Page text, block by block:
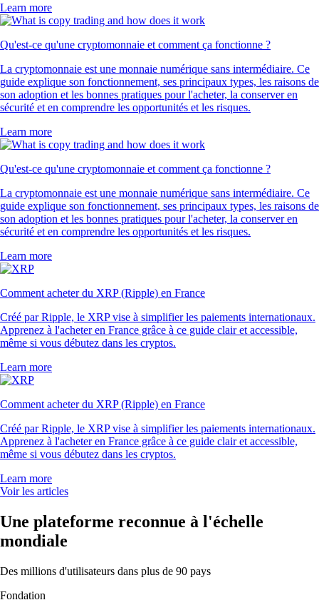
Learn more
Qu'est-ce qu'une cryptomonnaie et comment ça fonctionne ?
La cryptomonnaie est une monnaie numérique sans intermédiaire. Ce
guide explique son fonctionnement, ses principaux types, les raisons de
son adoption et les bonnes pratiques pour l'acheter, la conserver en
sécurité et en comprendre les opportunités et les risques.
Learn more
Qu'est-ce qu'une cryptomonnaie et comment ça fonctionne ?
La cryptomonnaie est une monnaie numérique sans intermédiaire. Ce
guide explique son fonctionnement, ses principaux types, les raisons de
son adoption et les bonnes pratiques pour l'acheter, la conserver en
sécurité et en comprendre les opportunités et les risques.
Learn more
Comment acheter du XRP (Ripple) en France
Créé par Ripple, le XRP vise à simplifier les paiements internationaux.
Apprenez à l'acheter en France grâce à ce guide clair et accessible,
même si vous débutez dans les cryptos.
Learn more
Comment acheter du XRP (Ripple) en France
Créé par Ripple, le XRP vise à simplifier les paiements internationaux.
Apprenez à l'acheter en France grâce à ce guide clair et accessible,
même si vous débutez dans les cryptos.
Learn more
Voir les articles
Une plateforme reconnue à l'échelle
mondiale
Des millions d'utilisateurs dans plus de 90 pays
Fondation